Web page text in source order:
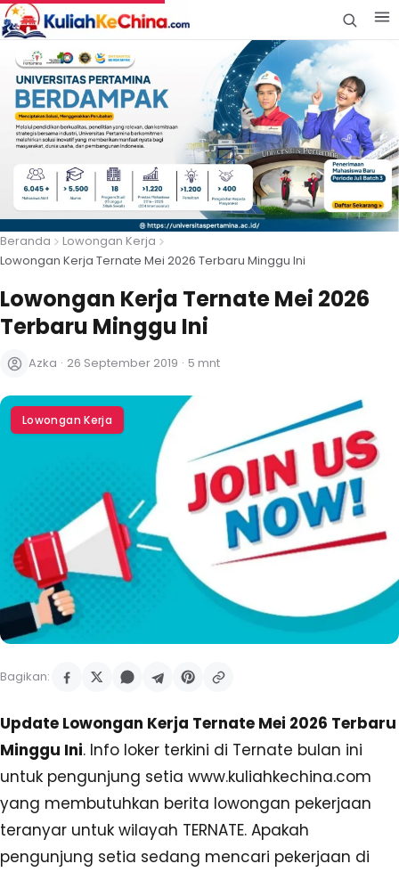
Beranda
Lowongan Kerja
Lowongan Kerja Ternate Mei 2026 Terbaru Minggu Ini
Lowongan Kerja Ternate Mei 2026
Terbaru Minggu Ini
Azka · 26 September 2019 · 5 mnt
Lowongan Kerja
Bagikan:
Update Lowongan Kerja Ternate Mei 2026 Terbaru
Minggu Ini. Info loker terkini di Ternate bulan ini
untuk pengunjung setia www.kuliahkechina.com
yang membutuhkan berita lowongan pekerjaan
teranyar untuk wilayah TERNATE. Apakah
pengunjung setia sedang mencari pekerjaan di